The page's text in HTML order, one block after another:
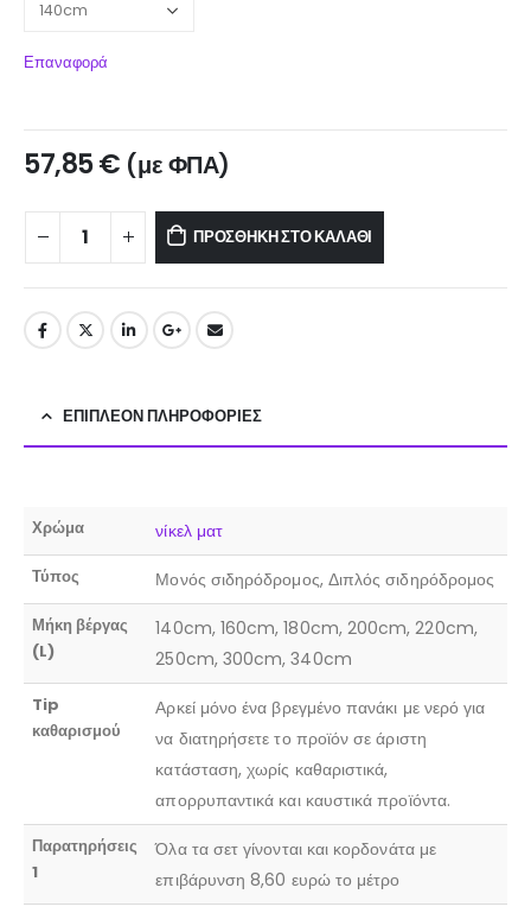
Επαναφορά
57,85€ (με ΦΠΑ)
ΠΡΟΣΘΉΚΗ ΣΤΟ ΚΑΛΆΘΙ
ΕΠΙΠΛΈΟΝ ΠΛΗΡΟΦΟΡΊΕΣ
Χρώμα νίκελ ματ
Τύπος Μονός σιδηρόδρομος, Διπλός σιδηρόδρομος
Μήκη βέργας
(L)
140cm, 160cm, 180cm, 200cm, 220cm,
250cm, 300cm, 340cm
Tip
καθαρισμού
Αρκεί μόνο ένα βρεγμένο πανάκι με νερό για
να διατηρήσετε το προϊόν σε άριστη
κατάσταση, χωρίς καθαριστικά,
απορρυπαντικά και καυστικά προϊόντα.
Παρατηρήσεις
1
Όλα τα σετ γίνονται και κορδονάτα με
επιβάρυνση 8,60 ευρώ το μέτρο